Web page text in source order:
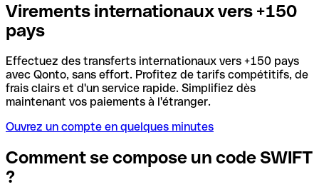
Virements internationaux vers +150
pays
Effectuez des transferts internationaux vers +150 pays
avec Qonto, sans effort. Profitez de tarifs compétitifs, de
frais clairs et d'un service rapide. Simplifiez dès
maintenant vos paiements à l'étranger.
Ouvrez un compte en quelques minutes
Comment se compose un code SWIFT
?